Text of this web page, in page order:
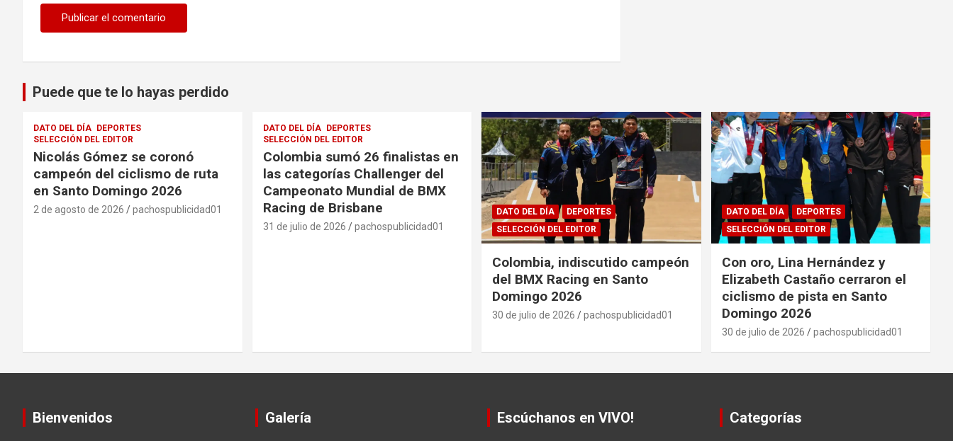
Puede que te lo hayas perdido
DATO DEL DÍA
DEPORTES
SELECCIÓN DEL EDITOR
Nicolás Gómez se coronó
campeón del ciclismo de ruta
en Santo Domingo 2026
2 de agosto de 2026 pachospublicidad01
DATO DEL DÍA
DEPORTES
SELECCIÓN DEL EDITOR
Colombia sumó 26 finalistas en
las categorías Challenger del
Campeonato Mundial de BMX
Racing de Brisbane
31 de julio de 2026 pachospublicidad01
DATO DEL DÍA
DEPORTES
SELECCIÓN DEL EDITOR
Colombia, indiscutido campeón
del BMX Racing en Santo
Domingo 2026
30 de julio de 2026 pachospublicidad01
DATO DEL DÍA
DEPORTES
SELECCIÓN DEL EDITOR
Con oro, Lina Hernández y
Elizabeth Castaño cerraron el
ciclismo de pista en Santo
Domingo 2026
30 de julio de 2026 pachospublicidad01
Bienvenidos Galería Escúchanos en VIVO! Categorías